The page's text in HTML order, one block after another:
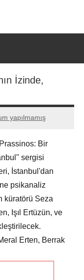
İzinde,
yapılmamış
Bir
sergisi
İstanbul'dan
psikanaliz
küratörü Seza
Işıl Ertüzün, ve
Erten, Berrak